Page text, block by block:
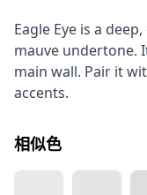
Eagle Eye is a
mauve undertone.
main wall. Pair it
accents.
相似色